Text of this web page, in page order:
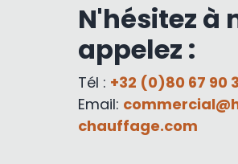
N'hésitez à
appelez :
Tél : +32 (0)80 67 90
Email:
chauffage.com